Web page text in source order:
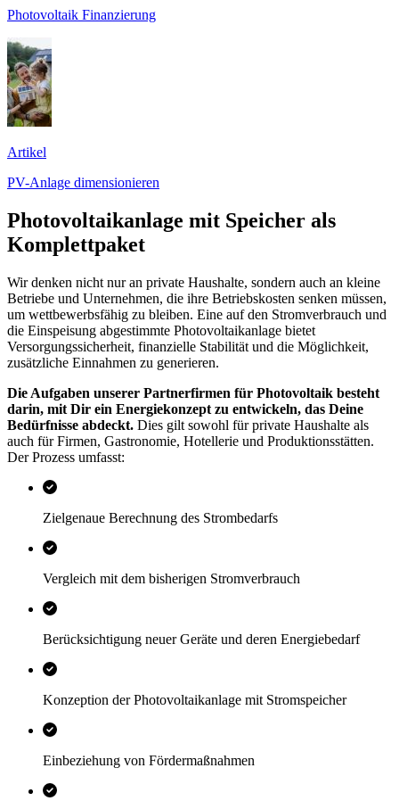
Photovoltaik Finanzierung
Artikel
PV-Anlage dimensionieren
Photovoltaikanlage mit Speicher als
Komplettpaket
Wir denken nicht nur an private Haushalte, sondern auch an kleine
Betriebe und Unternehmen, die ihre Betriebskosten senken müssen,
um wettbewerbsfähig zu bleiben. Eine auf den Stromverbrauch und
die Einspeisung abgestimmte Photovoltaikanlage bietet
Versorgungssicherheit, finanzielle Stabilität und die Möglichkeit,
zusätzliche Einnahmen zu generieren.
Die Aufgaben unserer Partnerfirmen für Photovoltaik besteht
darin, mit Dir ein Energiekonzept zu entwickeln, das Deine
Bedürfnisse abdeckt. Dies gilt sowohl für private Haushalte als
auch für Firmen, Gastronomie, Hotellerie und Produktionsstätten.
Der Prozess umfasst:
Zielgenaue Berechnung des Strombedarfs
Vergleich mit dem bisherigen Stromverbrauch
Berücksichtigung neuer Geräte und deren Energiebedarf
Konzeption der Photovoltaikanlage mit Stromspeicher
Einbeziehung von Fördermaßnahmen